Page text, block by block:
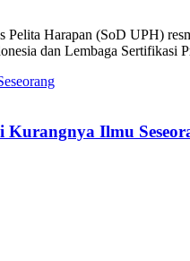
Harapan (SoD UPH)
dan Lembaga
Ilmu